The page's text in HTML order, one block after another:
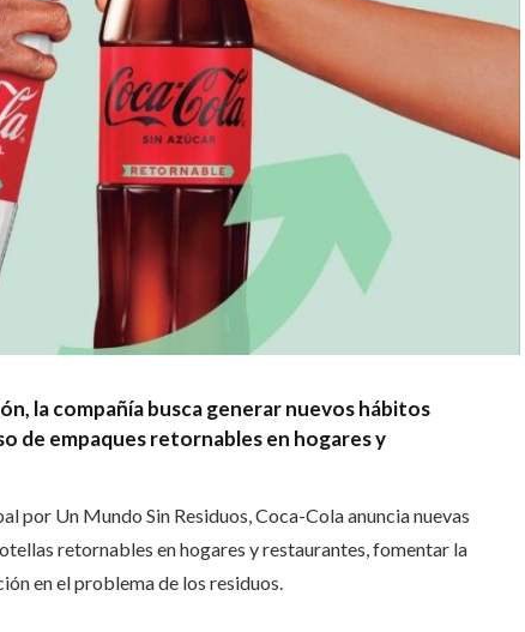
la compañía busca generar nuevos hábitos
de empaques retornables en hogares y
por Un Mundo Sin Residuos, Coca-Cola anuncia nuevas
retornables en hogares y restaurantes, fomentar la
en el problema de los residuos.